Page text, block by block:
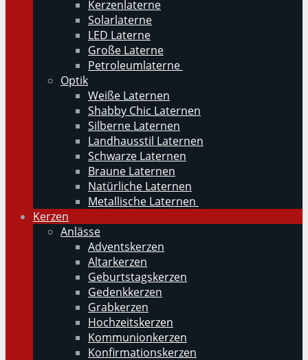
Kerzenlaterne
Solarlaterne
LED Laterne
Große Laterne
Petroleumlaterne
Optik
Weiße Laternen
Shabby Chic Laternen
Silberne Laternen
Landhausstil Laternen
Schwarze Laternen
Braune Laternen
Natürliche Laternen
Metallische Laternen
Kerzen
Anlässe
Adventskerzen
Altarkerzen
Geburtstagskerzen
Gedenkkerzen
Grabkerzen
Hochzeitskerzen
Kommunionkerzen
Konfirmationskerzen